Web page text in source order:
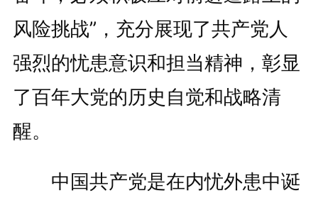
风险挑战”，充分展现了共产党人
强烈的忧患意识和担当精神，彰显
了百年大党的历史自觉和战略清
醒。
中国共产党是在内忧外患中诞